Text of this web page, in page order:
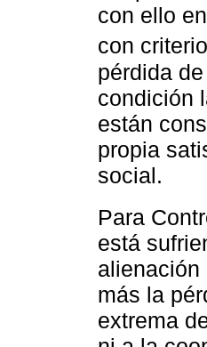
con ello
con
pérdida
condición
están
propia
social.
Para
está
alienación
más la
extrema